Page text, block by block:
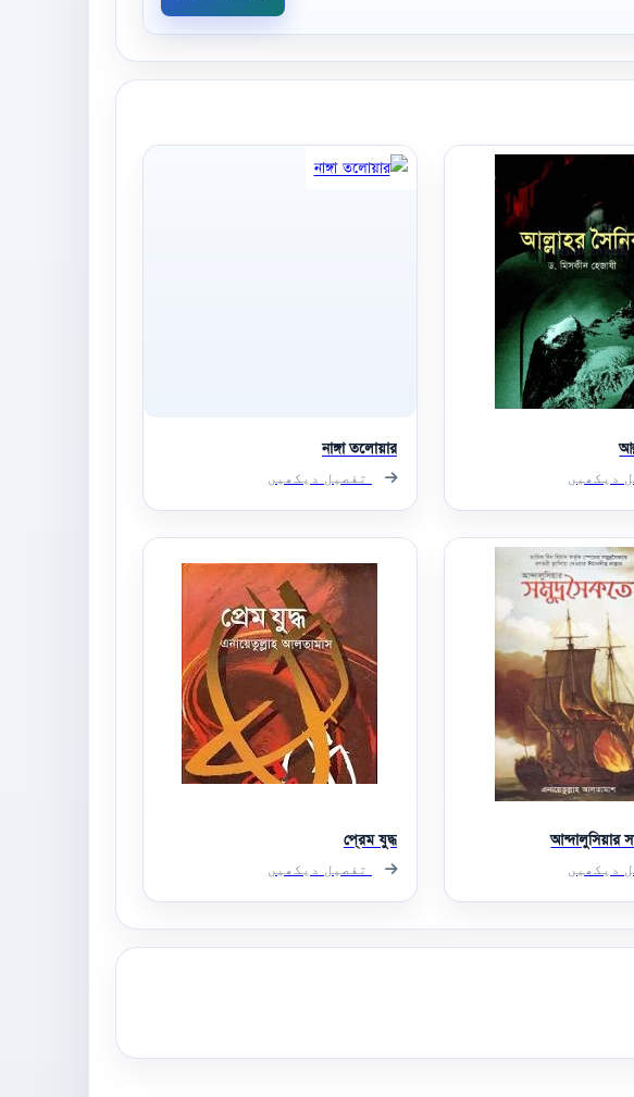
دیکھیں
নাঙ্গা তলোয়ার
تفصیل دیکھیں
আন্দালুসিয়ার
دیکھیں
প্রেম যুদ্ধ
تفصیل دیکھیں